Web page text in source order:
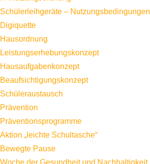
Schülerleihgeräte – Nutzungsbedingungen
Digiquette
Hausordnung
Leistungserhebungskonzept
Hausaufgabenkonzept
Beaufsichtigungskonzept
Schüleraustausch
Prävention
Präventionsprogramme
Aktion „leichte Schultasche“
Bewegte Pause
Woche der Gesundheit und Nachhaltigkeit